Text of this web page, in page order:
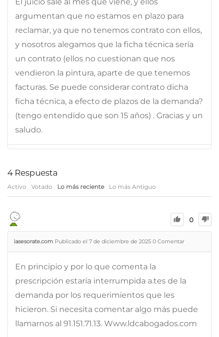
argumentan que no estamos en plazo para
reclamar, ya que no tenemos contrato con ellos,
y nosotros alegamos que la ficha técnica sería
un contrato (ellos no cuestionan que nos
vendieron la pintura, aparte de que tenemos
facturas. Se puede considerar contrato dicha
ficha técnica, a efecto de plazos de la demanda?
(tengo entendido que son 15 años) . Gracias y un
saludo.
4 Respuesta
Activo Votado Lo más reciente Lo más Antiguo
0
iasesorate.com Publicado el 7 de diciembre de 2025 0 Comentar
En principio y por lo que comenta la
prescripción estaría interrumpida a.tes de la
demanda por los requerimientos que les
hicieron. Si necesita comentar algo más puede
llamarnos al 91.151.71.13. Www.ldcabogados.com